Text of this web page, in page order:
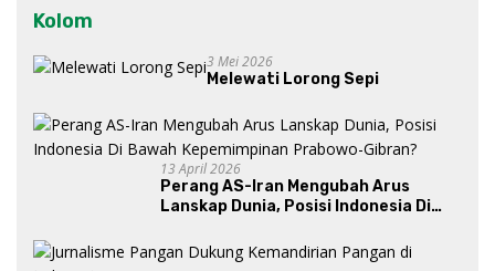
Kolom
3 Mei 2026
Melewati Lorong Sepi
13 April 2026
Perang AS-Iran Mengubah Arus
Lanskap Dunia, Posisi Indonesia Di
Gibran?